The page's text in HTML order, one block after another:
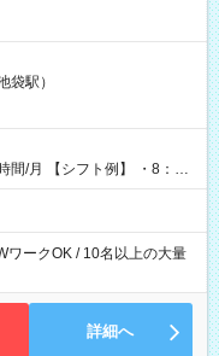
に現金GET♪ お仕事後はコ
試用期間】試
袋駅）
・8：00
ワークOK / 10名以上の大量
詳細へ